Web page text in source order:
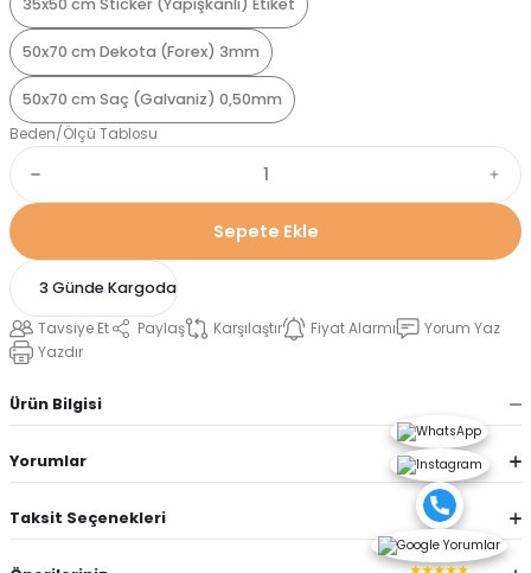
35x50 cm Sticker (Yapışkanlı) Etiket
50x70 cm Dekota (Forex) 3mm
50x70 cm Saç (Galvaniz) 0,50mm
Beden/Ölçü Tablosu
Sepete Ekle
3 Günde Kargoda
Tavsiye Et Paylaş Karşılaştır Fiyat Alarmı
Yorum Yaz
Yazdır
Ürün Bilgisi
Yorumlar
Taksit Seçenekleri
★★★★★